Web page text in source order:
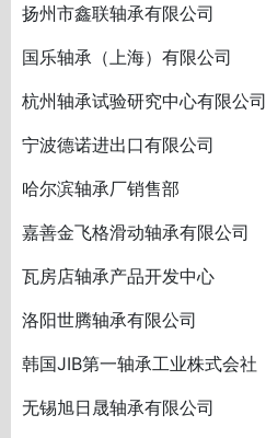
扬州市鑫联轴承有限公司
国乐轴承（上海）有限公司
杭州轴承试验研究中心有限公司
宁波德诺进出口有限公司
哈尔滨轴承厂销售部
嘉善金飞格滑动轴承有限公司
瓦房店轴承产品开发中心
洛阳世腾轴承有限公司
韩国JIB第一轴承工业株式会社
无锡旭日晟轴承有限公司